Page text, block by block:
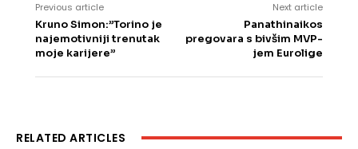
Previous article
Kruno Simon:”Torino je
najemotivniji trenutak
moje karijere”
Next article
Panathinaikos
pregovara s bivšim MVP-
jem Eurolige
RELATED ARTICLES